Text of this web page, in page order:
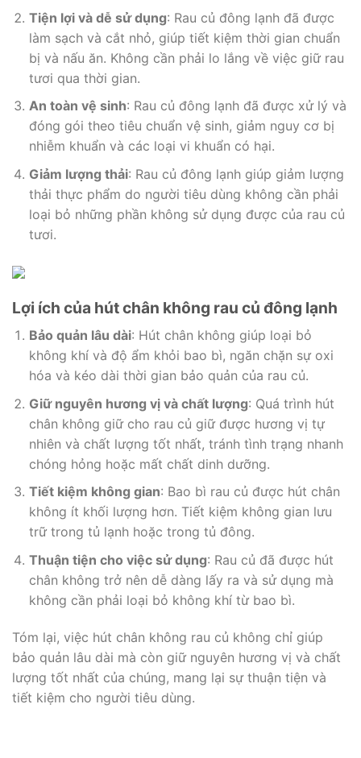
Tiện lợi và dễ sử dụng: Rau củ đông lạnh đã được
làm sạch và cắt nhỏ, giúp tiết kiệm thời gian chuẩn
bị và nấu ăn. Không cần phải lo lắng về việc giữ rau
tươi qua thời gian.
An toàn vệ sinh: Rau củ đông lạnh đã được xử lý và
đóng gói theo tiêu chuẩn vệ sinh, giảm nguy cơ bị
nhiễm khuẩn và các loại vi khuẩn có hại.
Giảm lượng thải: Rau củ đông lạnh giúp giảm lượng
thải thực phẩm do người tiêu dùng không cần phải
loại bỏ những phần không sử dụng được của rau củ
tươi.
Lợi ích của hút chân không rau củ đông lạnh
Bảo quản lâu dài: Hút chân không giúp loại bỏ
không khí và độ ẩm khỏi bao bì, ngăn chặn sự oxi
hóa và kéo dài thời gian bảo quản của rau củ.
Giữ nguyên hương vị và chất lượng: Quá trình hút
chân không giữ cho rau củ giữ được hương vị tự
nhiên và chất lượng tốt nhất, tránh tình trạng nhanh
chóng hỏng hoặc mất chất dinh dưỡng.
Tiết kiệm không gian: Bao bì rau củ được hút chân
không ít khối lượng hơn. Tiết kiệm không gian lưu
trữ trong tủ lạnh hoặc trong tủ đông.
Thuận tiện cho việc sử dụng: Rau củ đã được hút
chân không trở nên dễ dàng lấy ra và sử dụng mà
không cần phải loại bỏ không khí từ bao bì.
Tóm lại, việc hút chân không rau củ không chỉ giúp
bảo quản lâu dài mà còn giữ nguyên hương vị và chất
lượng tốt nhất của chúng, mang lại sự thuận tiện và
tiết kiệm cho người tiêu dùng.